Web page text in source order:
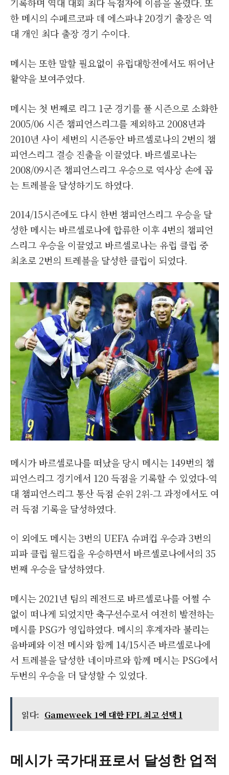
기록하며 역대 대회 최다 득점자에 이름을 올렸다. 또
한 메시의 수페르코파 데 에스파냐 20경기 출장은 역
대 개인 최다 출장 경기 수이다.
메시는 또한 말할 필요없이 유럽대항전에서도 뛰어난
활약을 보여주었다.
메시는 첫 번째로 리그 1군 경기를 풀 시즌으로 소화한
2005/06 시즌 챔피언스리그를 제외하고 2008년과
2010년 사이 세번의 시즌동안 바르셀로나의 2번의 챔
피언스리그 결승 진출을 이끌었다. 바르셀로나는
2008/09시즌 챔피언스리그 우승으로 역사상 손에 꼽
는 트레블을 달성하기도 하였다.
2014/15시즌에도 다시 한번 챔피언스리그 우승을 달
성한 메시는 바르셀로나에 합류한 이후 4번의 챔피언
스리그 우승을 이끌었고 바르셀로나는 유럽 클럽 중
최초로 2번의 트레블을 달성한 클럽이 되었다.
메시가 바르셀로나를 떠났을 당시 메시는 149번의 챔
피언스리그 경기에서 120 득점을 기록할 수 있었다-역
대 챔피언스리그 통산 득점 순위 2위-그 과정에서도 여
러 득점 기록을 달성하였다.
이 외에도 메시는 3번의 UEFA 슈퍼컵 우승과 3번의
피파 클럽 월드컵을 우승하면서 바르셀로나에서의 35
번째 우승을 달성하였다.
메시는 2021년 팀의 레전드로 바르셀로나를 어쩔 수
없이 떠나게 되었지만 축구선수로서 여전히 발전하는
메시를 PSG가 영입하였다. 메시의 후계자라 불리는
음바페와 이전 메시와 함께 14/15시즌 바르셀로나에
서 트레블을 달성한 네이마르와 함께 메시는 PSG에서
두번의 우승을 더 달성할 수 있었다.
읽다: Gameweek 1에 대한 FPL 최고 선택 1
메시가 국가대표로서 달성한 업적